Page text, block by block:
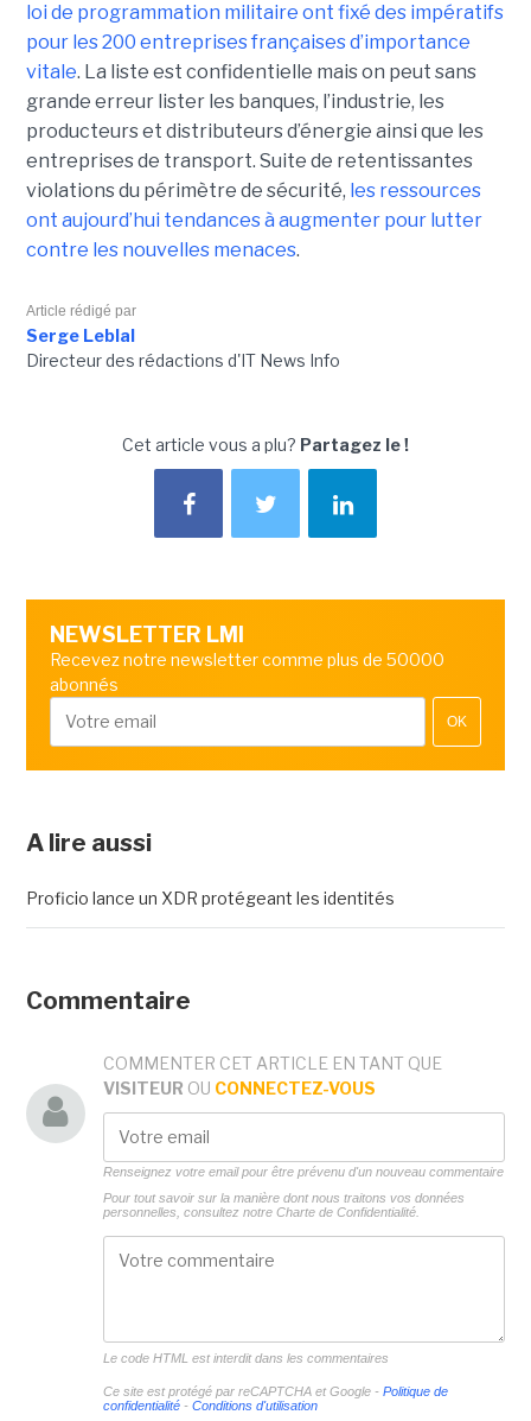
loi de programmation militaire ont fixé des impératifs
pour les 200 entreprises françaises d’importance
vitale. La liste est confidentielle mais on peut sans
grande erreur lister les banques, l’industrie, les
producteurs et distributeurs d’énergie ainsi que les
entreprises de transport. Suite de retentissantes
violations du périmètre de sécurité, les ressources
ont aujourd’hui tendances à augmenter pour lutter
contre les nouvelles menaces.
Article rédigé par
Serge Leblal
Directeur des rédactions d'IT News Info
Cet article vous a plu? Partagez le !
NEWSLETTER LMI
Recevez notre newsletter comme plus de 50000
abonnés
OK
A lire aussi
Proficio lance un XDR protégeant les identités
Commentaire
COMMENTER CET ARTICLE EN TANT QUE
VISITEUR OU CONNECTEZ-VOUS
Renseignez votre email pour être prévenu d'un nouveau commentaire
Pour tout savoir sur la manière dont nous traitons vos données
personnelles, consultez notre Charte de Confidentialité.
Le code HTML est interdit dans les commentaires
Ce site est protégé par reCAPTCHA et Google - Politique de
confidentialité- Conditions d'utilisation